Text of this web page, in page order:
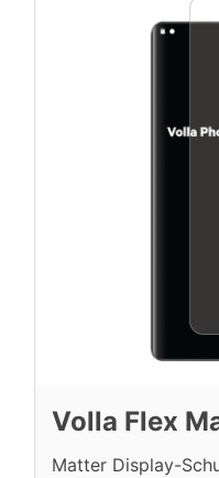
Volla Flex
Matter Display-